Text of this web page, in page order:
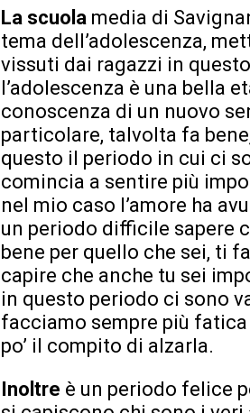
La scuola media di
tema dell’adolescenza,
vissuti dai ragazzi in
l’adolescenza è una bella
conoscenza di un nuovo
particolare, talvolta fa
questo il periodo in cui ci
comincia a sentire più
nel mio caso l’amore ha
un periodo difficile sapere
bene per quello che sei, ti
capire che anche tu sei
in questo periodo ci sono
facciamo sempre più fatica
po’ il compito di alzarla.
Inoltre è un periodo felice